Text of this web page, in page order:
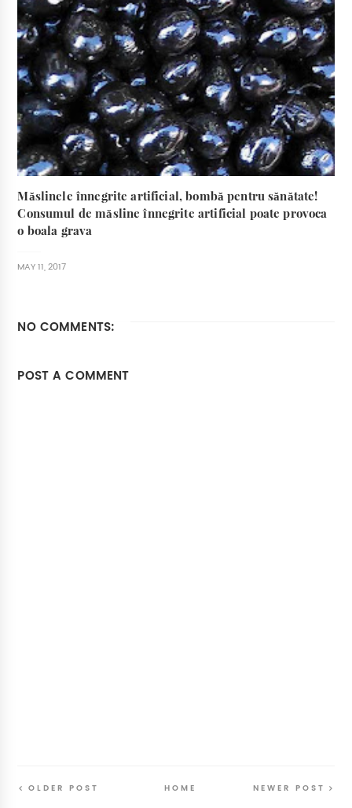
Măslinele înnegrite artificial, bombă pentru sănătate!
Consumul de măsline înnegrite artificial poate provoca
o boala grava
MAY 11, 2017
NO COMMENTS:
POST A COMMENT
NEWER POST
OLDER POST HOME